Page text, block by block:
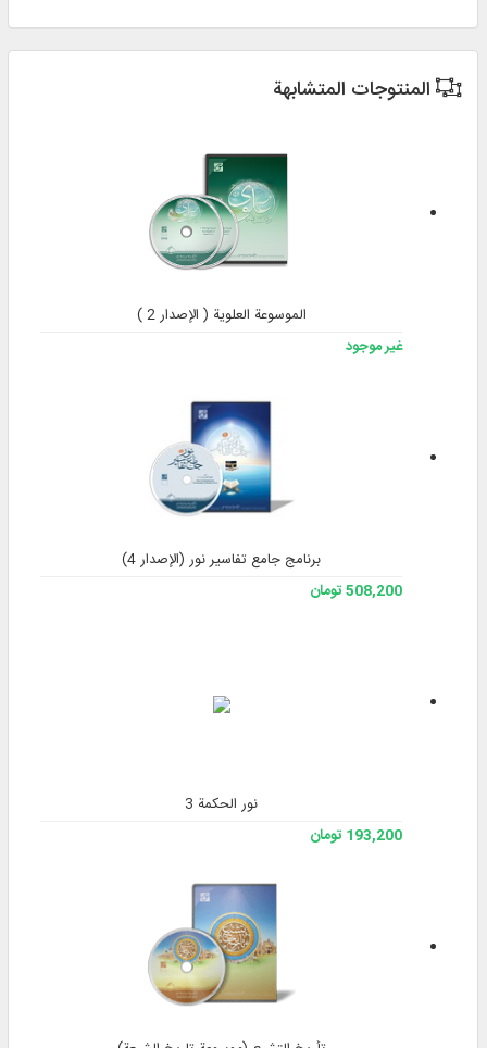
المنتوجات المتشابهة
الموسوعة العلوية ( الإصدار 2 )
غير موجود
برنامج جامع تفاسير نور (الإصدار 4)
508,200 تومان
نور الحكمة 3
193,200 تومان